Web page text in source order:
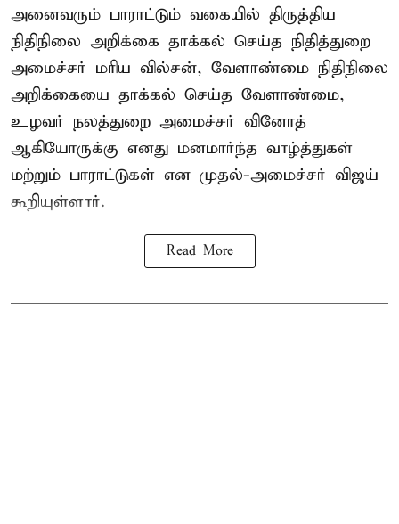
அனைவரும் பாராட்டும் வகையில் திருத்திய
நிதிநிலை அறிக்கை தாக்கல் செய்த நிதித்துறை
அமைச்சர் மரிய வில்சன், வேளாண்மை நிதிநிலை
அறிக்கையை தாக்கல் செய்த வேளாண்மை,
உழவர் நலத்துறை அமைச்சர் வினோத்
ஆகியோருக்கு எனது மனமார்ந்த வாழ்த்துகள்
மற்றும் பாராட்டுகள் என முதல்-அமைச்சர் விஜய்
கூறியுள்ளார்.
Read More